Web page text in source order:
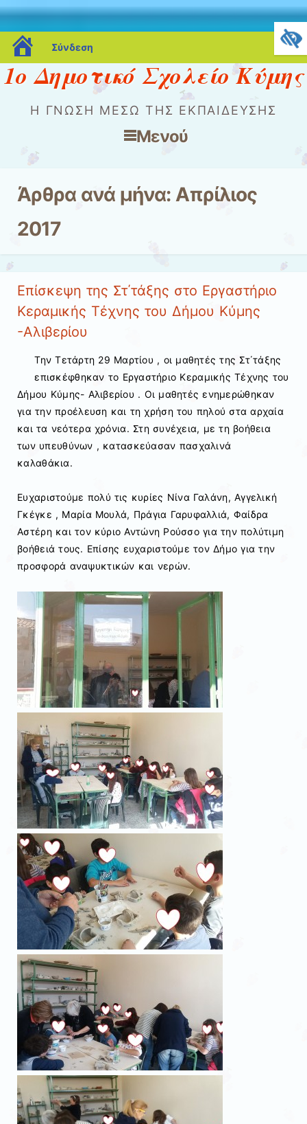
blogs.sch.gr
Σύνδεση
1ο Δημοτικό Σχολείο Κύμης
Η ΓΝΏΣΗ ΜΈΣΩ ΤΗΣ ΕΚΠΑΊΔΕΥΣΗΣ
Μενού
Μετάβαση στο περιεχόμενο
Άρθρα ανά μήνα: Απρίλιος
2017
Επίσκεψη της Στ΄τάξης στο Εργαστήριο
Κεραμικής Τέχνης του Δήμου Κύμης
-Αλιβερίου
Την Τετάρτη 29 Μαρτίου , οι μαθητές της Στ΄τάξης
επισκέφθηκαν το Εργαστήριο Κεραμικής Τέχνης του
Δήμου Κύμης- Αλιβερίου . Οι μαθητές ενημερώθηκαν
για την προέλευση και τη χρήση του πηλού στα αρχαία
και τα νεότερα χρόνια. Στη συνέχεια, με τη βοήθεια
των υπευθύνων , κατασκεύασαν πασχαλινά
καλαθάκια.
Ευχαριστούμε πολύ τις κυρίες Νίνα Γαλάνη, Αγγελική
Γκέγκε , Μαρία Μουλά, Πράγια Γαρυφαλλιά, Φαίδρα
Αστέρη και τον κύριο Αντώνη Ρούσσο για την πολύτιμη
βοήθειά τους. Επίσης ευχαριστούμε τον Δήμο για την
προσφορά αναψυκτικών και νερών.